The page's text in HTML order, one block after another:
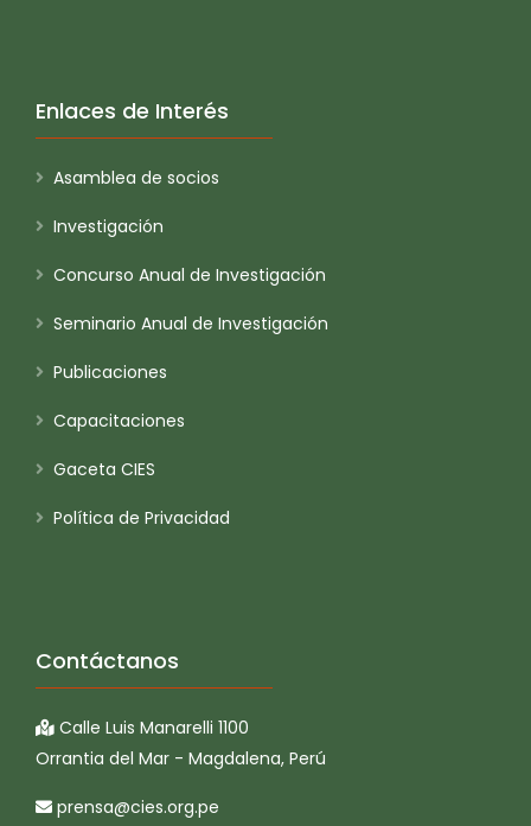
Enlaces de Interés
Asamblea de socios
Investigación
Concurso Anual de Investigación
Seminario Anual de Investigación
Publicaciones
Capacitaciones
Gaceta CIES
Política de Privacidad
Contáctanos
Calle Luis Manarelli 1100
Orrantia del Mar - Magdalena, Perú
prensa@cies.org.pe